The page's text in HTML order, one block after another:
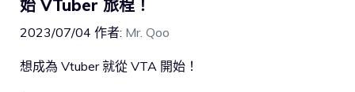
始 VTuber 旅程！
2023/07/04 作者: Mr. Qoo
想成為 Vtuber 就從 VTA 開始！